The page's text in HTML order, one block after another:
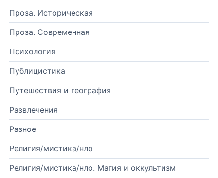
Проза. Историческая
Проза. Современная
Психология
Публицистика
Путешествия и география
Развлечения
Разное
Религия/мистика/нло
Религия/мистика/нло. Магия и оккультизм